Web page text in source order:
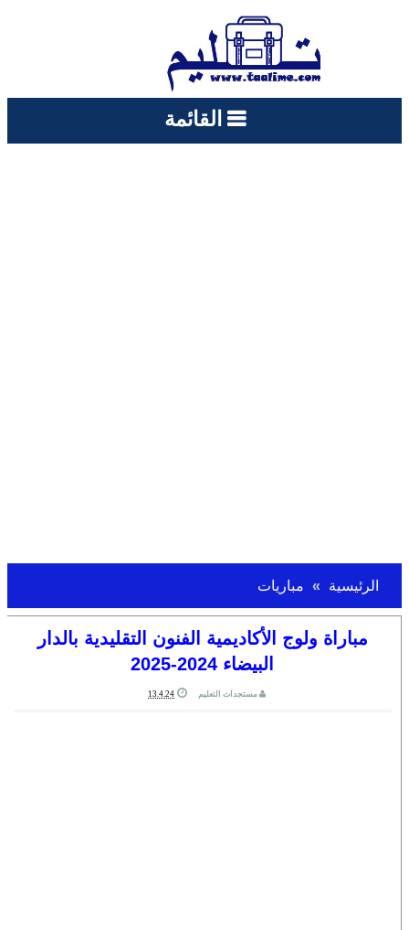
القائمة
الرئيسية مباريات
مباراة ولوج الأكاديمية الفنون التقليدية بالدار
البيضاء 2024-2025
مستجدات التعليم 13.4.24